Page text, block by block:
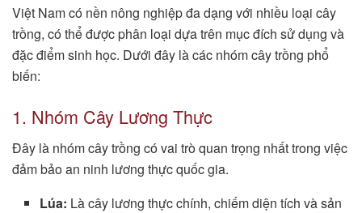
Việt Nam có nền nông nghiệp đa dạng với nhiều loại cây
trồng, có thể được phân loại dựa trên mục đích sử dụng và
đặc điểm sinh học. Dưới đây là các nhóm cây trồng phổ
biến:
1. Nhóm Cây Lương Thực
Đây là nhóm cây trồng có vai trò quan trọng nhất trong việc
đảm bảo an ninh lương thực quốc gia.
Lúa: Là cây lương thực chính, chiếm diện tích và sản